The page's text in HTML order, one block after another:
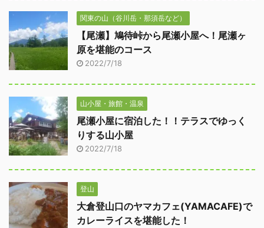
関東の山（谷川岳・那須岳など）
【尾瀬】鳩待峠から尾瀬小屋へ！尾瀬ヶ
原を堪能のコース
2022/7/18
山小屋・旅館・温泉
尾瀬小屋に宿泊した！！テラスでゆっく
りする山小屋
2022/7/18
登山
大倉登山口のヤマカフェ(YAMACAFE)で
カレーライスを堪能した！